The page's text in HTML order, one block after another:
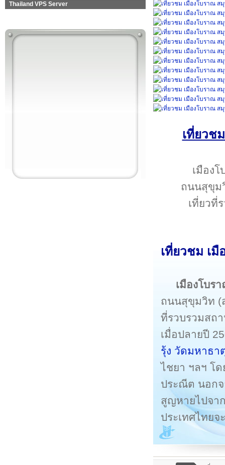
Thailand VPS Server
เที่ยวช
เมือง
ถนนสุขุม
เที่ยวที่
เที่ยวชม เ
เมืองโบร
ถนนสุขุมวิท (
ที่รวบรวมสถ
เมื่อปลายปี
รุ้ง วัดมหาธา
ไชยา ฯลฯ โด
ประณีต นอกจ
สูญหายไปจา
ประเทศไทย